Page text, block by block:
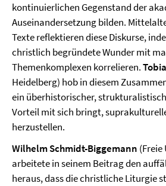
kontinuierlichen Gegenstand der
Auseinandersetzung bilden.
Texte reflektieren diese Diskurse,
christlich begründete Wunder mit
Themenkomplexen korrelieren.
Heidelberg) hob in diesem
ein überhistorischer,
Vorteil mit sich bringt,
herzustellen.
Wilhelm Schmidt-Biggemann
arbeitete in seinem Beitrag den
heraus, dass die christliche Liturgie